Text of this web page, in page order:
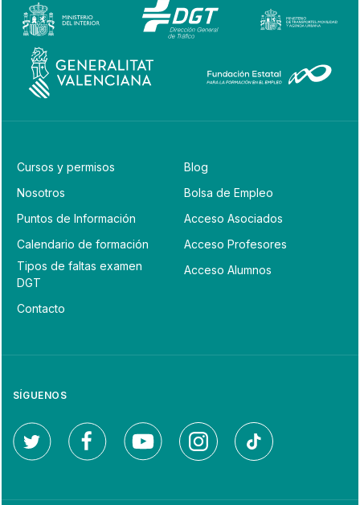
Cursos y permisos
Nosotros
Puntos de Información
Calendario de formación
Tipos de faltas examen
DGT
Contacto
Blog
Bolsa de Empleo
Acceso Asociados
Acceso Profesores
Acceso Alumnos
SÍGUENOS